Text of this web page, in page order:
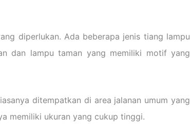
diperlukan. Ada beberapa jenis tiang lampu
dan lampu taman yang memiliki motif yang
ditempatkan di area jalanan umum yang
memiliki ukuran yang cukup tinggi.